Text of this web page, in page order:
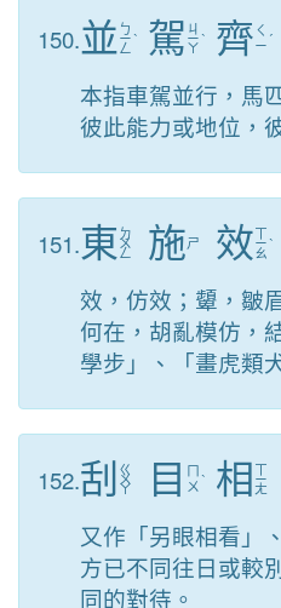
150.並 ㄅ
ㄧ
ㄥ
ˋ 駕 ㄐ
ㄧ
ㄚ
ˋ 齊 ㄑ
ㄧ ˊ
本指車駕並行，馬
彼此能力或地位，
151.東 ㄉ
ㄨ
ㄥ 施ㄕ 效ㄒ
ㄧ
ㄠ
ˋ
效，仿效；顰，皺
何在，胡亂模仿，
學步」、「畫虎類
152.刮 ㄍ
ㄨ
ㄚ 目
ㄇ
ㄨ ˋ 相 ㄒ
ㄧ
ㄤ
又作「另眼相看」
方已不同往日或較
同的對待。